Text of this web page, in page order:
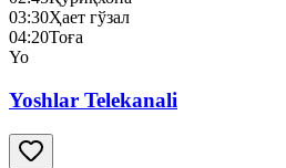
03:30Ҳает гўзал
04:20Тоға
Yo
Yoshlar Telekanali